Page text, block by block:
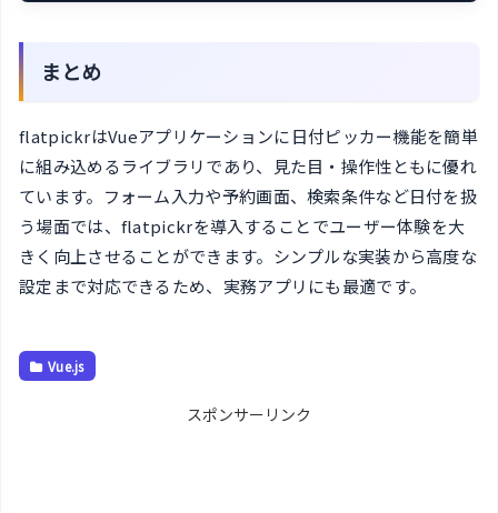
まとめ
flatpickrはVueアプリケーションに日付ピッカー機能を簡単
に組み込めるライブラリであり、見た目・操作性ともに優れ
ています。フォーム入力や予約画面、検索条件など日付を扱
う場面では、flatpickrを導入することでユーザー体験を大
きく向上させることができます。シンプルな実装から高度な
設定まで対応できるため、実務アプリにも最適です。
Vue.js
スポンサーリンク